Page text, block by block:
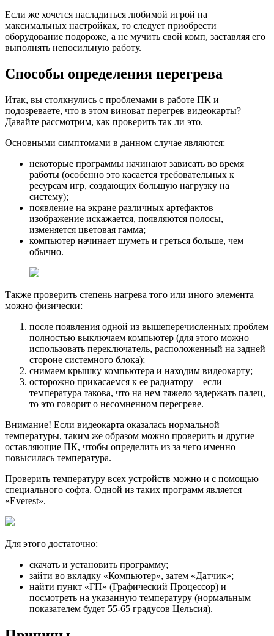
Если же хочется насладиться любимой игрой на
максимальных настройках, то следует приобрести
оборудование подороже, а не мучить свой комп, заставляя его
выполнять непосильную работу.
Способы определения перегрева
Итак, вы столкнулись с проблемами в работе ПК и
подозреваете, что в этом виноват перегрев видеокарты?
Давайте рассмотрим, как проверить так ли это.
Основными симптомами в данном случае являются:
некоторые программы начинают зависать во время
работы (особенно это касается требовательных к
ресурсам игр, создающих большую нагрузку на
систему);
появление на экране различных артефактов –
изображение искажается, появляются полосы,
изменяется цветовая гамма;
компьютер начинает шуметь и греться больше, чем
обычно.
Также проверить степень нагрева того или иного элемента
можно физически:
после появления одной из вышеперечисленных проблем
полностью выключаем компьютер (для этого можно
использовать переключатель, расположенный на задней
стороне системного блока);
снимаем крышку компьютера и находим видеокарту;
осторожно прикасаемся к ее радиатору – если
температура такова, что на нем тяжело задержать палец,
то это говорит о несомненном перегреве.
Внимание! Если видеокарта оказалась нормальной
температуры, таким же образом можно проверить и другие
оставляющие ПК, чтобы определить из за чего именно
повысилась температура.
Проверить температуру всех устройств можно и с помощью
специального софта. Одной из таких программ является
«Everest».
Для этого достаточно:
скачать и установить программу;
зайти во вкладку «Компьютер», затем «Датчик»;
найти пункт «ГП» (Графический Процессор) и
посмотреть на указанную температуру (нормальным
показателем будет 55-65 градусов Цельсия).